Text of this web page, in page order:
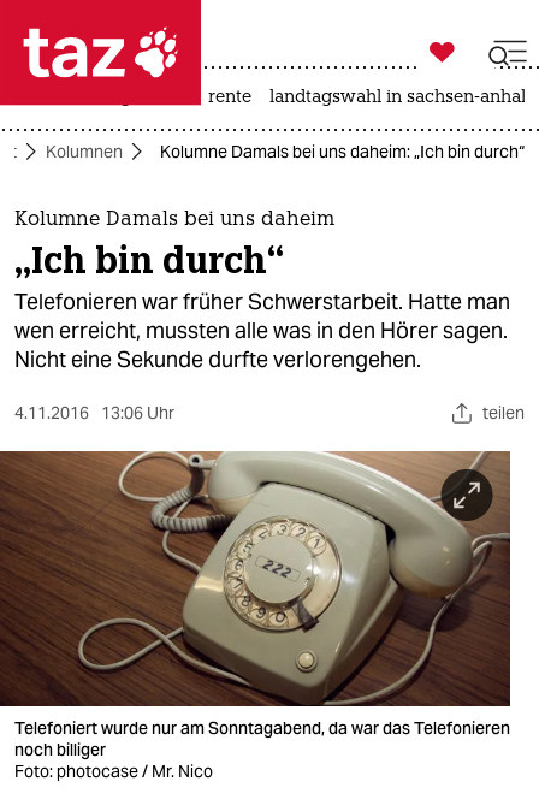
 taz zahl ich
taz zahl ich
themen
politik
öko
sport
berlin
nord
wahrheit
verlag
verlag

taz zahl ich
rente landtagswahl in sachsen-anhalt
Kolumnen Kolumne Damals bei uns daheim: „Ich bin durch“
Kolumne Damals bei uns daheim
„Ich bin durch“
Telefonieren war früher Schwerstarbeit. Hatte man
wen erreicht, mussten alle was in den Hörer sagen.
Nicht eine Sekunde durfte verlorengehen.
4.11.2016 13:06 Uhr teilen
Telefoniert wurde nur am Sonntagabend, da war das Telefonieren
noch billiger
Foto: photocase / Mr. Nico